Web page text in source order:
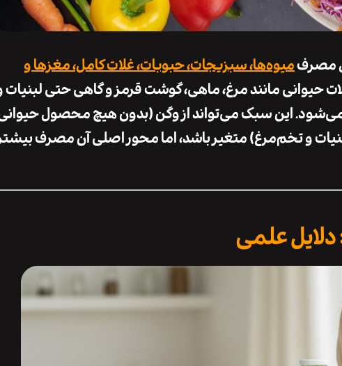
مصرفمیوه‌ها، سبزیجات، حبوبات، غلات کامل، مغزها و
مانند مرغ، ماهی، گوشت قرمز و گاهی حتی لبنیات
این سبک می‌تواند ازوگن (بدون هیچ محصول
و تخم‌مرغ)متغیر باشد، اما محور اصلی آن مصرف
علمی